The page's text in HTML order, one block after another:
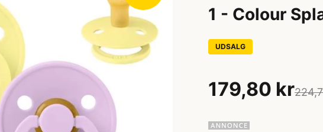
1 - Colour
UDSALG
179,80 kr